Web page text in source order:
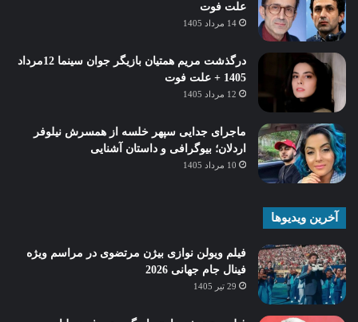
علت فوت
14 مرداد 1405
درگذشت مریم همتیان بازیگر جوان سینما 12مرداد
1405 + علت فوت
12 مرداد 1405
ماجرای جدایی سپهر خلسه از همسرش نیلوفر
اردلان؛ بیوگرافی و داستان آشنایی
10 مرداد 1405
آخرین ویدیوها
فیلم ویولن نوازی بیژن مرتضوی در مراسم ویژه
فینال جام جهانی 2026
29 تیر 1405